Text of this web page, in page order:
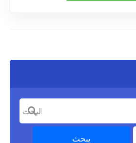
كلمة البحث
يبحث